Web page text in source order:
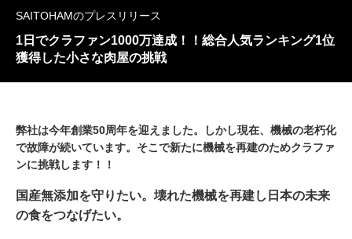
SAITOHAMのプレスリリース
1日でクラファン1000万達成！！総合人気ランキング1位
獲得した小さな肉屋の挑戦
弊社は今年創業50周年を迎えました。しかし現在、機械の老朽化
で故障が続いています。そこで新たに機械を再建のためクラファ
ンに挑戦します！！
国産無添加を守りたい。壊れた機械を再建し日本の未来
の食をつなげたい。